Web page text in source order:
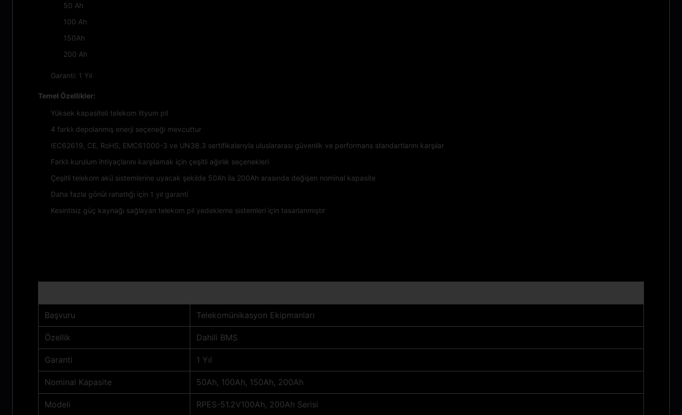
50 Ah
100 Ah
150Ah
200 Ah
Garanti: 1 Yıl
Temel Özellikler:
Yüksek kapasiteli telekom lityum pil
4 farklı depolanmış enerji seçeneği mevcuttur
IEC62619, CE, RoHS, EMC61000-3 ve UN38.3 sertifikalarıyla uluslararası güvenlik ve performans standartlarını karşılar
Farklı kurulum ihtiyaçlarını karşılamak için çeşitli ağırlık seçenekleri
Çeşitli telekom akü sistemlerine uyacak şekilde 50Ah ila 200Ah arasında değişen nominal kapasite
Daha fazla gönül rahatlığı için 1 yıl garanti
Kesintisiz güç kaynağı sağlayan telekom pil yedekleme sistemleri için tasarlanmıştır
Başvuru Telekomünikasyon Ekipmanları
Özellik Dahili BMS
Garanti 1 Yıl
Nominal Kapasite 50Ah, 100Ah, 150Ah, 200Ah
Modeli RPES-51.2V100Ah, 200Ah Serisi